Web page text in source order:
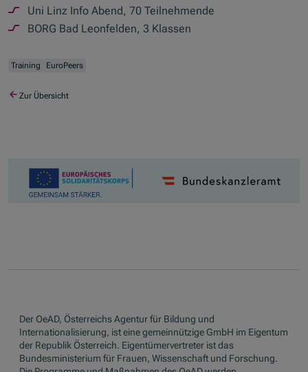
Uni Linz Info Abend, 70 Teilnehmende
BORG Bad Leonfelden, 3 Klassen
Training EuroPeers
Zur Übersicht
Der OeAD, Österreichs Agentur für Bildung und
Internationalisierung, ist eine gemeinnützige GmbH im Eigentum
der Republik Österreich. Eigentümervertreter ist das
Bundesministerium für Frauen, Wissenschaft und Forschung.